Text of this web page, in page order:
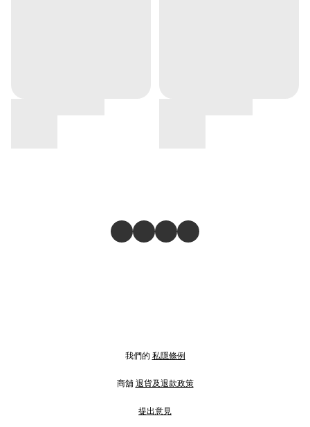
我們的 私隱條例
商舖 退貨及退款政策
提出意見